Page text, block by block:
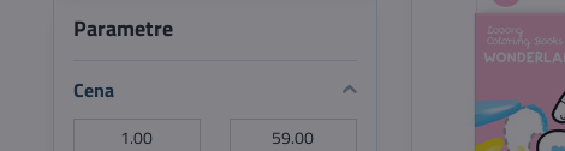
Parametre
Cena